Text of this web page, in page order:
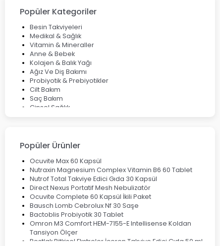
Çözüm Yolları
Bocavirüs Enfeksiyonu Hakkında Bilmeniz Gerekenler
Deep Flex Topraklama Matı Nedir? Detaylı Rehber
Mumiyo Nedir? Faydaları ve Kullanım Alanları Nelerdir?
Popüler Kategoriler
Besin Takviyeleri
Medikal & Sağlık
Vitamin & Mineraller
Anne & Bebek
Kolajen & Balık Yağı
Ağız Ve Diş Bakımı
Probiyotik & Prebiyotikler
Cilt Bakım
Saç Bakım
Cinsel Sağlık
Popüler Ürünler
Ocuvite Max 60 Kapsül
Nutraxin Magnesium Complex Vitamin B6 60 Tablet
Nutrof Total Takviye Edici Gıda 30 Kapsül
Direct Nexus Portatif Mesh Nebulizatör
Ocuvite Complete 60 Kapsül İkili Paket
Bausch Lomb Cebrolux Nf 30 Saşe
Bactoblis Probiyotik 30 Tablet
Omron M3 Comfort HEM-7155-E Intellisense Koldan
Tansiyon Ölçer
Bestlak Bitkisel Ekstreler İçeren Takviye Edici Gıda 50 ml